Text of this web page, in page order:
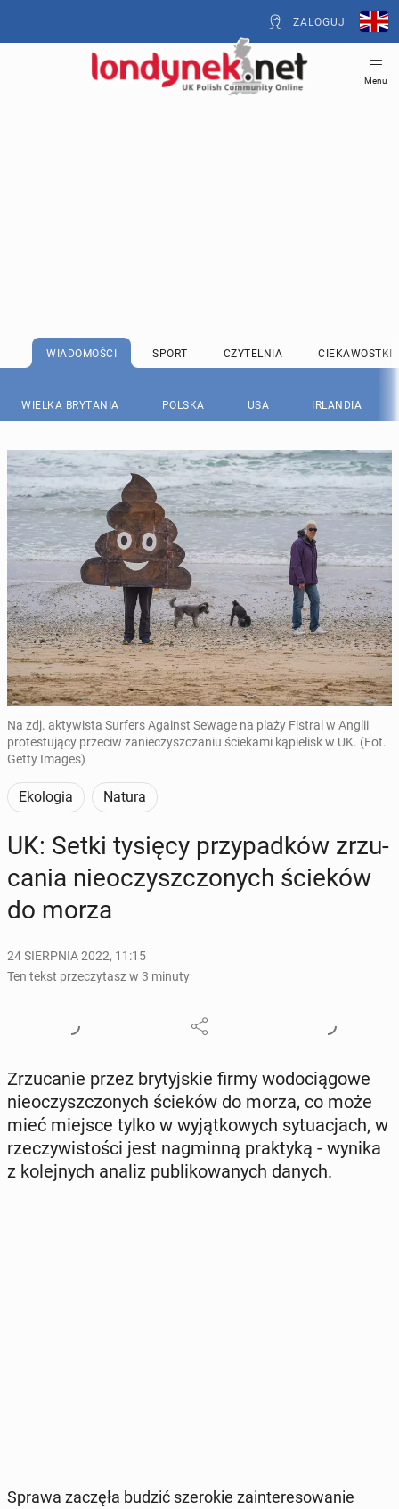
ZALOGUJ
Menu
WIADOMOŚCI SPORT CZYTELNIA CIEKAWOSTKI
WIELKA BRYTANIA POLSKA USA IRLANDIA
Na zdj. aktywista Surfers Against Sewage na plaży Fistral w Anglii
protestujący przeciw zanieczyszczaniu ściekami kąpielisk w UK. (Fot.
Getty Images)
Ekologia Natura
UK: Setki tysięcy przy­pad­ków zrzu­
ca­nia nie­oczysz­czo­nych ścieków
do morza
24 SIERPNIA 2022, 11:15
Ten tekst przeczytasz w 3 minuty
Zrzu­ca­nie przez bry­tyj­skie firmy wo­do­cią­go­we
nie­oczysz­czo­nych ścieków do morza, co może
mieć miejsce tylko w wy­jąt­ko­wych sy­tu­acjach, w
rze­czy­wi­sto­ści jest na­gmin­ną prak­ty­ką - wynika
z ko­lej­nych analiz pu­bli­ko­wa­nych danych.
Sprawa zaczęła budzić sze­ro­kie za­in­te­re­so­wa­nie